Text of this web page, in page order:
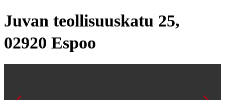
Juvan teollisuuskatu 25,
02920 Espoo